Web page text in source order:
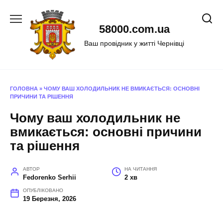
58000.com.ua
Ваш провідник у житті Чернівці
ГОЛОВНА » ЧОМУ ВАШ ХОЛОДИЛЬНИК НЕ ВМИКАЄТЬСЯ: ОСНОВНІ
ПРИЧИНИ ТА РІШЕННЯ
Чому ваш холодильник не
вмикається: основні причини
та рішення
АВТОР
Fedorenko Serhii
НА ЧИТАННЯ
2 хв
ОПУБЛІКОВАНО
19 Березня, 2026